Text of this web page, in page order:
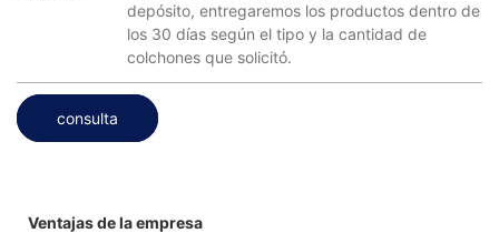
depósito, entregaremos los productos dentro de
los 30 días según el tipo y la cantidad de
colchones que solicitó.
consulta
Ventajas de la empresa